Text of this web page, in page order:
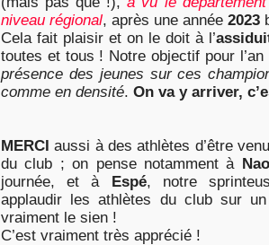
niveau régional, après une année 2023
Cela fait plaisir et on le doit à l’
toutes et tous ! Notre objectif pour
présence des jeunes sur ces
comme en densité. On va y arriver,
MERCI aussi à des athlètes d’être
du club ; on pense notamment à
journée, et à Espé, notre
applaudir les athlètes du club sur
vraiment le sien !
C’est vraiment très apprécié !